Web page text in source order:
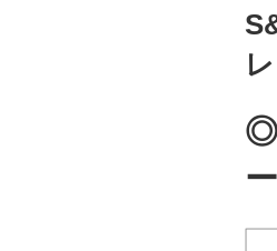
日:
◎